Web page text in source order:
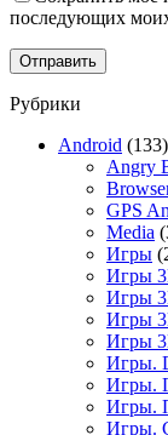
последующих
Рубрики
Android (133)
Angry
GPS
Media
Игры
Игры
Игры
Игры
Игры
Игры.
Игры.
Игры.
Игры.